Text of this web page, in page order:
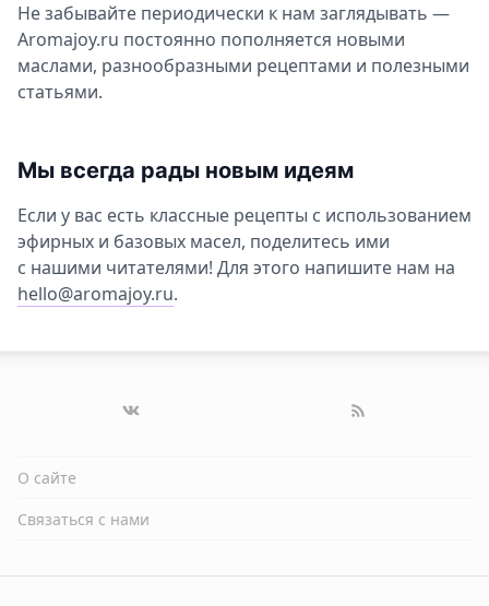
Не забывайте периодически к нам заглядывать —
Aromajoy.ru постоянно пополняется новыми
маслами, разнообразными рецептами и полезными
статьями.
Мы всегда рады новым идеям
Если у вас есть классные рецепты с использованием
эфирных и базовых масел, поделитесь ими
с нашими читателями! Для этого напишите нам на
hello@aromajoy.ru.
О сайте
Связаться с нами